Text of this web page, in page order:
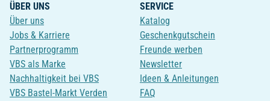
ÜBER UNS
Über uns
Jobs & Karriere
Partnerprogramm
VBS als Marke
Nachhaltigkeit bei VBS
VBS Bastel-Markt Verden
SERVICE
Katalog
Geschenkgutschein
Freunde werben
Newsletter
Ideen & Anleitungen
FAQ